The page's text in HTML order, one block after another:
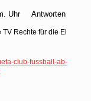
Uhr
Antworten
Rechte für die El
club-fussball-ab-